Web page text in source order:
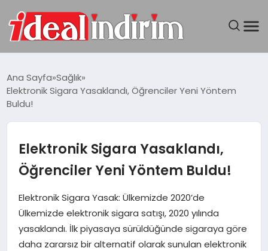
BILGISAYAR
SEYAHAT
TEKNOLOJI
YAŞAM
Ana Sayfa Sağlık
Elektronik Sigara Yasaklandı, Öğrenciler Yeni Yöntem
Buldu!
Elektronik Sigara Yasaklandı,
Öğrenciler Yeni Yöntem Buldu!
Elektronik Sigara Yasak: Ülkemizde 2020’de
Ülkemizde elektronik sigara satışı, 2020 yılında
yasaklandı. İlk piyasaya sürüldüğünde sigaraya göre
daha zararsız bir alternatif olarak sunulan elektronik